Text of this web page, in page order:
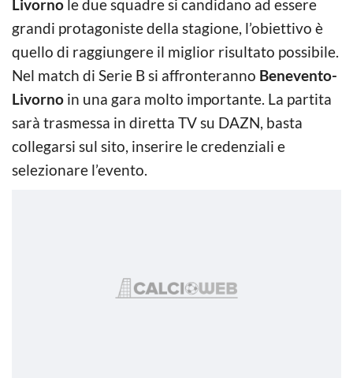
Livorno le due squadre si candidano ad essere
grandi protagoniste della stagione, l’obiettivo è
quello di raggiungere il miglior risultato possibile.
Nel match di Serie B si affronteranno Benevento-
Livorno in una gara molto importante. La partita
sarà trasmessa in diretta TV su DAZN, basta
collegarsi sul sito, inserire le credenziali e
selezionare l’evento.